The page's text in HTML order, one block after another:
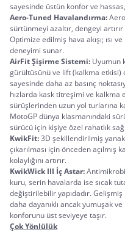
sayesinde üstün konfor ve
Aero-Tuned Havalandırma:
sürtünmeyi azaltır, dengeyi
Optimize edilmiş hava akışı; ısı
deneyimi sunar.
AirFit Şişirme Sistemi: Uyumun
gürültüsünü ve lift (kalkma etkisi)
sayesinde daha az basınç
hızlarda kask titreşimi ve
sürüşlerinden uzun yol turlarına
MotoGP dünya klasmanındaki
sürücü için kişiye özel rahatlık
KwikFit: 3D şekillendirilmiş
çıkarılması için önceden
kolaylığını artırır.
KwikWick III İç Astar:
kuru, serin havalarda ise sıcak
değiştirilebilir yapıdadır.
daha dayanıklı ancak yumuşak
konforunu üst seviyeye taşır.
Çok Yönlülük